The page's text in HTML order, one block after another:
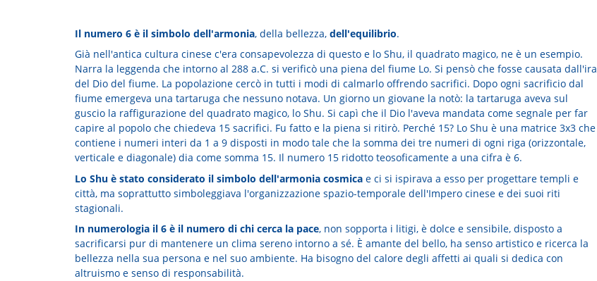
Il numero 6 è il simbolo dell'armonia, della bellezza, dell'equilibrio.
Già nell'antica cultura cinese c'era consapevolezza di questo e lo Shu, il quadrato magico, ne è un esempio.
Narra la leggenda che intorno al 288 a.C. si verificò una piena del fiume Lo. Si pensò che fosse causata dall'ira
del Dio del fiume. La popolazione cercò in tutti i modi di calmarlo offrendo sacrifici. Dopo ogni sacrificio dal
fiume emergeva una tartaruga che nessuno notava. Un giorno un giovane la notò: la tartaruga aveva sul
guscio la raffigurazione del quadrato magico, lo Shu. Si capì che il Dio l'aveva mandata come segnale per far
capire al popolo che chiedeva 15 sacrifici. Fu fatto e la piena si ritirò. Perché 15? Lo Shu è una matrice 3x3 che
contiene i numeri interi da 1 a 9 disposti in modo tale che la somma dei tre numeri di ogni riga (orizzontale,
verticale e diagonale) dia come somma 15. Il numero 15 ridotto teosoficamente a una cifra è 6.
Lo Shu è stato considerato il simbolo dell'armonia cosmicae ci si ispirava a esso per progettare templi e
città, ma soprattutto simboleggiava l'organizzazione spazio-temporale dell'Impero cinese e dei suoi riti
stagionali.
In numerologia il 6 è il numero di chi cerca la pace, non sopporta i litigi, è dolce e sensibile, disposto a
sacrificarsi pur di mantenere un clima sereno intorno a sé. È amante del bello, ha senso artistico e ricerca la
bellezza nella sua persona e nel suo ambiente. Ha bisogno del calore degli affetti ai quali si dedica con
altruismo e senso di responsabilità.